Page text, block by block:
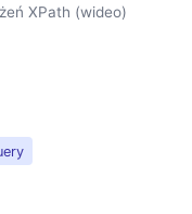
XPath (wideo)